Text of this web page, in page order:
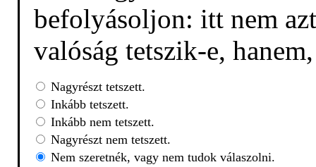
befolyásoljon: itt nem
valóság tetszik-e,
Nagyrészt tetszett.
Inkább tetszett.
Inkább nem tetszett.
Nagyrészt nem tetszett.
Nem szeretnék, vagy nem tudok válaszolni.